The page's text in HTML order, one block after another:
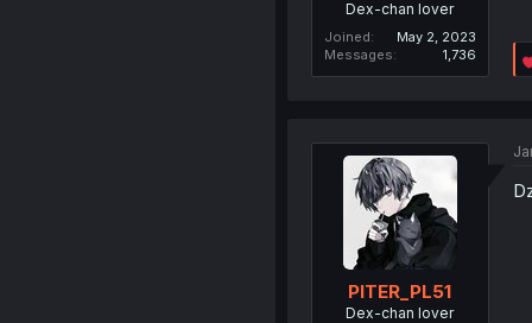
Dex-chan lover
Joined
May 2, 2023
Messages
1,736
PITER_PL51
Dex-chan lover